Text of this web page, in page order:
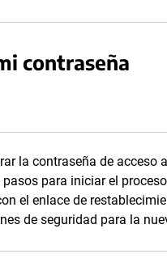
contraseña
la contraseña de acceso
para iniciar el
el enlace de
de seguridad para la